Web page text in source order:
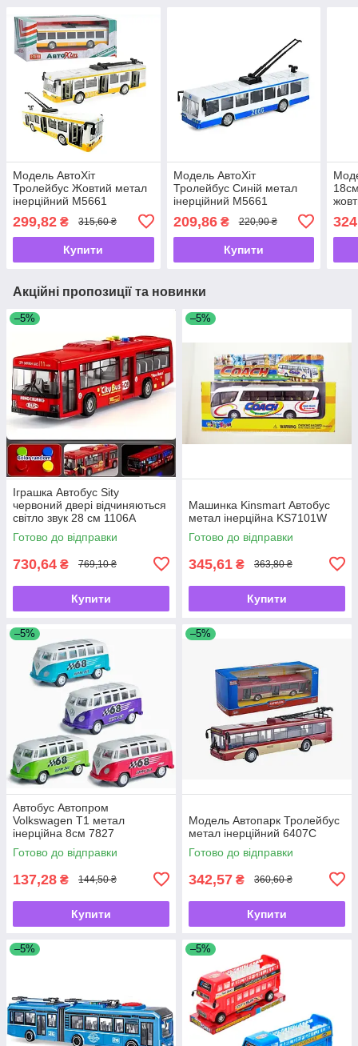
Модель АвтоХіт
Тролейбус Жовтий метал
інерційний М5661
299,82 ₴ 315,60 ₴
Купити
Модель АвтоХіт
Тролейбус Синій метал
інерційний М5661
209,86₴ 220,90 ₴
Купити
Акційні пропозиції та новинки
–5%
Іграшка Автобус Sity
червоний двері відчиняються
світло звук 28 см 1106А
Готово до відправки
730,64 ₴ 769,10 ₴
Купити
–5%
Машинка Kinsmart Автобус
метал інерційна KS7101W
Готово до відправки
345,61 ₴ 363,80 ₴
Купити
–5%
Автобус Автопром
Volkswagen Т1 метал
інерційна 8см 7827
Готово до відправки
137,28 ₴ 144,50 ₴
Купити
–5%
Модель Автопарк Тролейбус
метал інерційний 6407С
Готово до відправки
342,57 ₴ 360,60 ₴
Купити
–5% –5%